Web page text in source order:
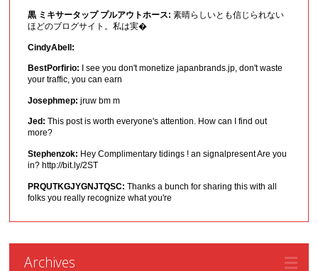
黒 ミキサータップ プルアウトホース: 素晴らしいとも信じられない
ほどのブログサイト。私は実�
CindyAbell:
BestPorfirio:
I see you don't monetize japanbrands.jp, don't waste
your traffic, you can earn
Josephmep: jruw bm m
Jed: This post is worth everyone's attention. How can I find out
more?
Stephenzok: Hey Complimentary tidings ! an signalpresent Are you
in? http://bit.ly/2ST
PRQUTKGJYGNJTQSC: Thanks a bunch for sharing this with all
folks you really recognize what you're
Archives